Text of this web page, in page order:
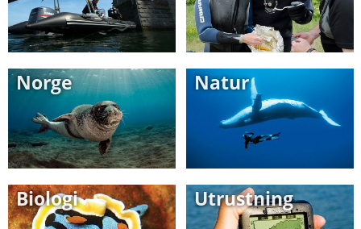
Norge Natur
Biologi Utrustning